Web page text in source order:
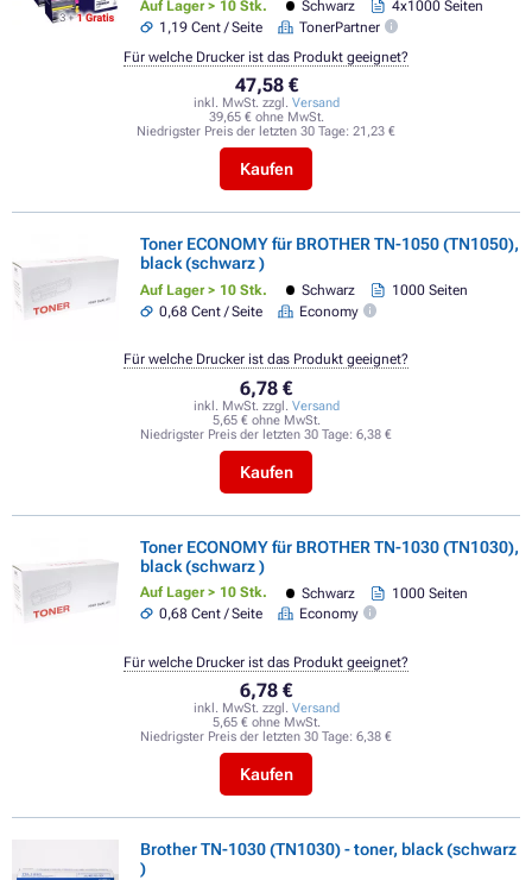
Auf Lager > 10 Stk. Schwarz
4x1000 Seiten
1,19 Cent / Seite
TonerPartner
47,58 €
inkl. MwSt. zzgl. Versand
39,65 € ohne MwSt.
Niedrigster Preis der letzten 30 Tage: 21,23 €
Kaufen
Für welche Drucker ist das Produkt geeignet?
Toner ECONOMY für BROTHER TN-1050 (TN1050),
black (schwarz )
Auf Lager > 10 Stk. Schwarz
1000 Seiten
0,68 Cent / Seite
Economy
6,78 €
inkl. MwSt. zzgl. Versand
5,65 € ohne MwSt.
Niedrigster Preis der letzten 30 Tage: 6,38 €
Kaufen
Für welche Drucker ist das Produkt geeignet?
Toner ECONOMY für BROTHER TN-1030 (TN1030),
black (schwarz )
Auf Lager > 10 Stk. Schwarz
1000 Seiten
0,68 Cent / Seite
Economy
6,78 €
inkl. MwSt. zzgl. Versand
5,65 € ohne MwSt.
Niedrigster Preis der letzten 30 Tage: 6,38 €
Kaufen
Für welche Drucker ist das Produkt geeignet?
Brother TN-1030 (TN1030) - toner, black (schwarz
)